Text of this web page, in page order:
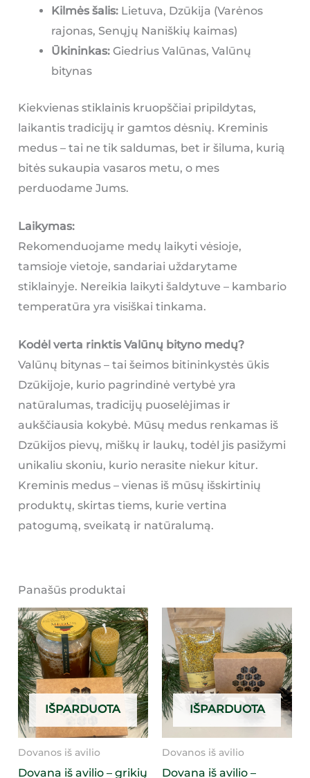
Kilmės šalis:Lietuva, Dzūkija (Varėnos
rajonas, Senųjų Naniškių kaimas)
Ūkininkas:Giedrius Valūnas, Valūnų
bitynas
Kiekvienas stiklainis kruopščiai pripildytas,
laikantis tradicijų ir gamtos dėsnių. Kreminis
medus – tai ne tik saldumas, bet ir šiluma, kurią
bitės sukaupia vasaros metu, o mes
perduodame Jums.
Laikymas:
Rekomenduojame medų laikyti vėsioje,
tamsioje vietoje, sandariai uždarytame
stiklainyje. Nereikia laikyti šaldytuve – kambario
temperatūra yra visiškai tinkama.
Kodėl verta rinktis Valūnų bityno medų?
Valūnų bitynas – tai šeimos bitininkystės ūkis
Dzūkijoje, kurio pagrindinė vertybė yra
natūralumas, tradicijų puoselėjimas ir
aukščiausia kokybė. Mūsų medus renkamas iš
Dzūkijos pievų, miškų ir laukų, todėl jis pasižymi
unikaliu skoniu, kurio nerasite niekur kitur.
Kreminis medus – vienas iš mūsų išskirtinių
produktų, skirtas tiems, kurie vertina
patogumą, sveikatą ir natūralumą.
Panašūs produktai
IŠPARDUOTA
Dovanos iš avilio
Dovana iš avilio – grikių
IŠPARDUOTA
Dovanos iš avilio
Dovana iš avilio –